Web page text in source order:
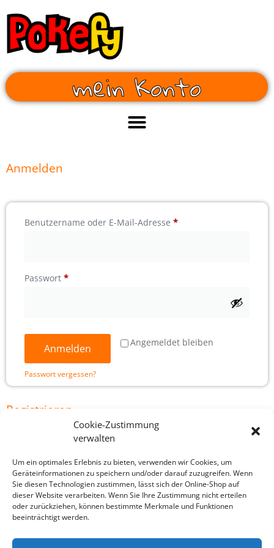
Cookie-Zustimmung
verwalten
Um ein optimales Erlebnis zu bieten, verwenden wir Cookies, um
Geräteinformationen zu speichern und/oder darauf zuzugreifen. Wenn
Sie diesen Technologien zustimmen, lässt sich der Online-Shop auf
dieser Website verarbeiten. Wenn Sie Ihre Zustimmung nicht erteilen
oder zurückziehen, können bestimmte Merkmale und Funktionen
beeinträchtigt werden.
mein Konto
Anmelden
Benutzername oder E-Mail-Adresse *
Passwort *
Angemeldet bleiben
Anmelden
Passwort vergessen?
Registrieren
E-Mail-Adresse*
Ein Link zum Erstellen eines neuen Passworts wird an deine E-